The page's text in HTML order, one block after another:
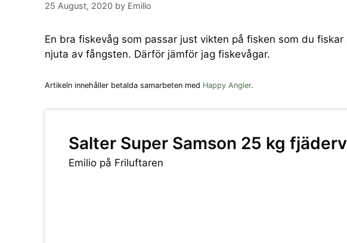
25 August, 2020 by Emilio
En bra fiskevåg som passar just vikten på fisken som du
njuta av fångsten. Därför jämför jag fiskevågar.
Artikeln innehåller betalda samarbeten med Happy Angler.
Salter Super Samson 25 kg
Emilio på Friluftaren